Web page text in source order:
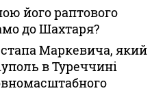
його раптового
до Шахтаря?
Маркевича, який
в Туреччині